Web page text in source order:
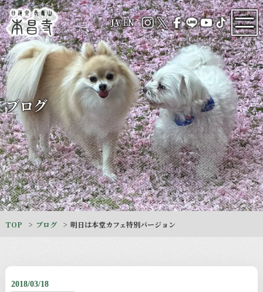
JA/EN
ブログ
TOP ブログ 明日は本堂カフェ特別バージョン
2018/03/18